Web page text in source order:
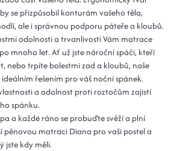
se přizpůsobil konturám vašeho těla,
ale i správnou podporu páteře a kloubů.
odolnosti a trvanlivosti Vám matrace
mnoho let. Ať už jste nároční spáči, kteří
nebo trpíte bolestmi zad a kloubů, naše
řešením pro váš noční spánek.
a odolnost proti roztočům zajistí
spánku.
a každé ráno se probuďte svěží a plní
pěnovou matraci Diana pro vaši postel a
jste kdy měli.